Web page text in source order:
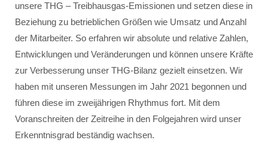
unsere THG – Treibhausgas-Emissionen und setzen diese in
Beziehung zu betrieblichen Größen wie Umsatz und Anzahl
der Mitarbeiter. So erfahren wir absolute und relative Zahlen,
Entwicklungen und Veränderungen und können unsere Kräfte
zur Verbesserung unser THG-Bilanz gezielt einsetzen. Wir
haben mit unseren Messungen im Jahr 2021 begonnen und
führen diese im zweijährigen Rhythmus fort. Mit dem
Voranschreiten der Zeitreihe in den Folgejahren wird unser
Erkenntnisgrad beständig wachsen.